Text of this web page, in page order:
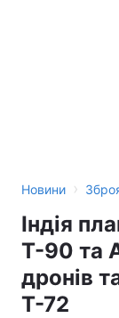
Новини ›
Індія
Т-90 та
дронів
Т-72